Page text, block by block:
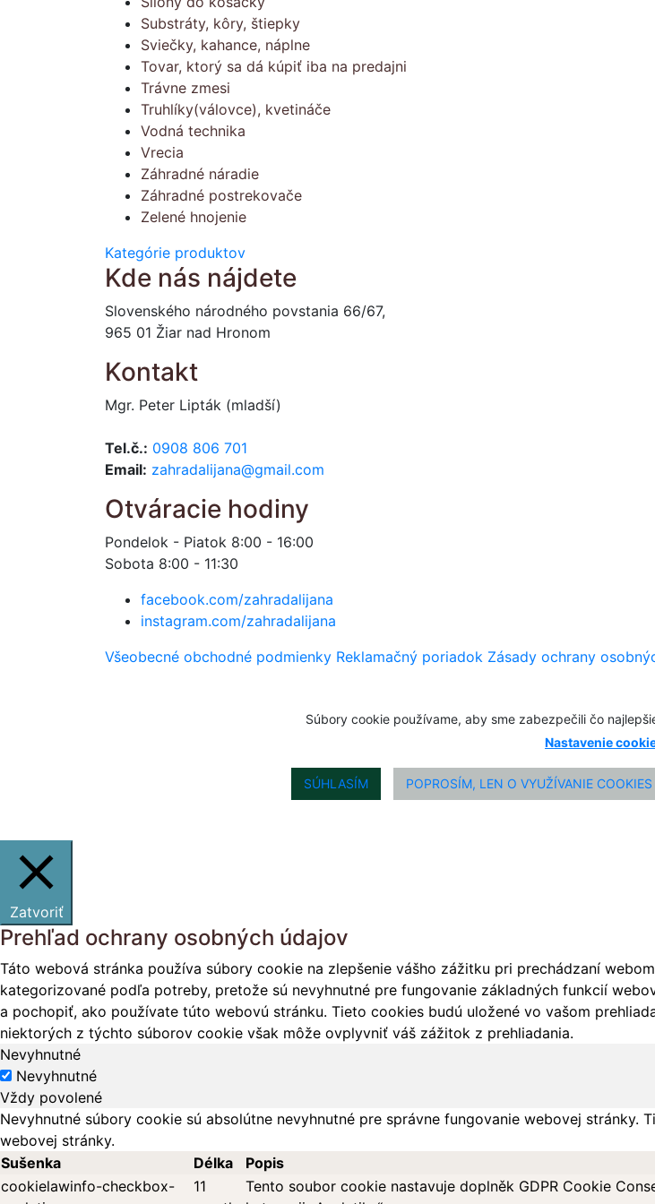
Substráty, kôry, štiepky
Sviečky, kahance, náplne
Tovar, ktorý sa dá kúpiť iba na predajni
Trávne zmesi
Truhlíky(válovce), kvetináče
Vodná technika
Vrecia
Záhradné náradie
Záhradné postrekovače
Zelené hnojenie
Kategórie produktov
Kde nás nájdete
Slovenského národného povstania 66/67,
965 01 Žiar nad Hronom
Kontakt
Mgr. Peter Lipták (mladší)
Tel.č.: 0908 806 701
Email: zahradalijana@gmail.com
Otváracie hodiny
Pondelok - Piatok 8:00 - 16:00
Sobota 8:00 - 11:30
facebook.com/zahradalijana
instagram.com/zahradalijana
Všeobecné obchodné podmienky Reklamačný poriadok Zásady ochrany
Súbory cookie používame, aby sme zabezpečili čo
Nastavenie
SÚHLASÍM POPROSÍM, LEN O VYUŽÍVANIE
Zatvoriť
Prehľad ochrany osobných údajov
Táto webová stránka používa súbory cookie na zlepšenie vášho zážitku pri prechádzaní
kategorizované podľa potreby, pretože sú nevyhnutné pre fungovanie základných funkcií
a pochopiť, ako používate túto webovú stránku. Tieto cookies budú uložené vo vašom
niektorých z týchto súborov cookie však môže ovplyvniť váš zážitok z prehliadania.
Nevyhnutné
Nevyhnutné
Vždy povolené
Nevyhnutné súbory cookie sú absolútne nevyhnutné pre správne fungovanie webovej
webovej stránky.
Sušenka
Délka
Popis
cookielawinfo-checkbox-
11
Tento soubor cookie nastavuje doplněk GDPR Cookie